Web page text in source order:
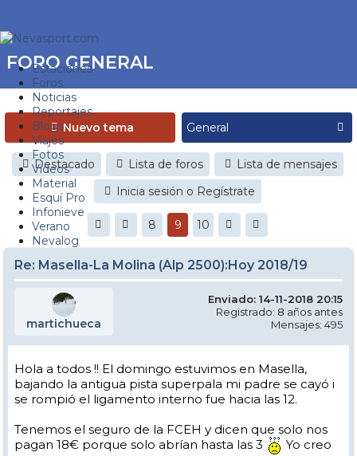
Estaciones
Foros
Noticias
Reportajes
Blogs
Viajes
Fotos
Videos
Material
Esquí Pro
Infonieve
Verano
Nevalog
FORO GENERAL
Nuevo tema
Destacado Lista de foros
Lista de mensajes
Inicia sesión o Regístrate
8 9 10
Re: Masella-La Molina (Alp 2500):Hoy 2018/19
martichueca
Enviado: 14-11-2018 20:15
Registrado: 8 años antes
Mensajes: 495
Hola a todos !! El domingo estuvimos en Masella,
bajando la antigua pista superpala mi padre se cayó i
se rompió el ligamento interno fue hacia las 12.
Tenemos el seguro de la FCEH y dicen que solo nos
pagan 18€ porque solo abrían hasta las 3
Yo creo